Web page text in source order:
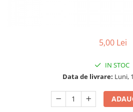
5,00 Lei
IN STOC
Data de livrare: Luni,